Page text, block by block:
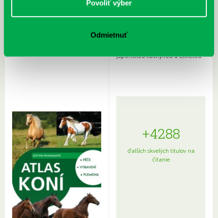
Povoliť výber
Odmietnuť
Rudź, Przemyslaw: Atlas hviezd:
Hardy, Paula: Japonsko na tanieri:
japonskou kuchyňou a etiketou
+4288
ďalších skvelých titulov na
čítanie